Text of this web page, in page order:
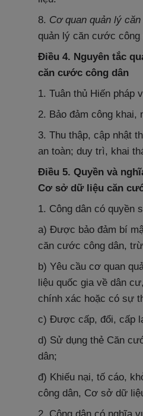
8. Cơ quan quản lý
quản lý căn cước
Điều 4. Nguyên tắc
căn cước công dân
1. Tuân thủ Hiến pháp
2. Bảo đảm công khai,
3. Thu thập, cập nhật
an toàn; duy trì, khai
Điều 5. Quyền và
Cơ sở dữ liệu căn
1. Công dân có quyền
a) Được bảo đảm bí
căn cước công dân,
b) Yêu cầu cơ quan
liệu quốc gia về dân
chính xác hoặc có sự
c) Được cấp, đổi, cấp
d) Sử dụng thẻ Căn
dân;
đ) Khiếu nại, tố cáo,
công dân, Cơ sở dữ